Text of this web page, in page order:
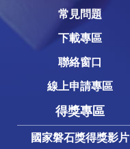
常見問題
下載專區
聯絡窗口
線上申請專區
得獎專區
國家磐石獎得獎影片